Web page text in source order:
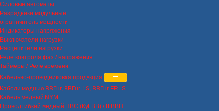
Силовые автоматы
Разрядники модульные
ограничитель мощности
Индикаторы напряжения
Выключатели нагрузки
Расцепители нагрузки
Реле контроля фаз / напряжения
Таймеры / Реле времени
Кабельно-проводниковая продукция
Кабели медные ВВГнг, ВВГнг-LS, ВВГнг-FRLS
Кабель медный NYM
Провод гибкий медный ПВС (КуГВВ) / ШВВП